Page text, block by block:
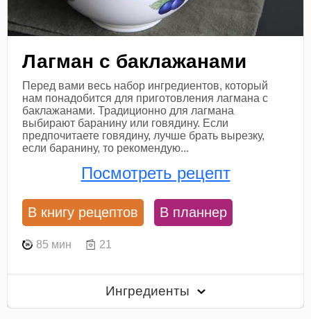
Лагман с баклажанами
Перед вами весь набор ингредиентов, который
нам понадобится для приготовления лагмана с
баклажанами. Традиционно для лагмана
выбирают баранину или говядину. Если
предпочитаете говядину, лучше брать вырезку,
если баранину, то рекомендую...
Посмотреть рецепт
В книгу рецептов В планнер
85 мин 21
Ингредиенты